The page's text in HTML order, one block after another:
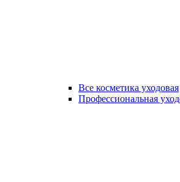
Все косметика уходовая
Профессиональная